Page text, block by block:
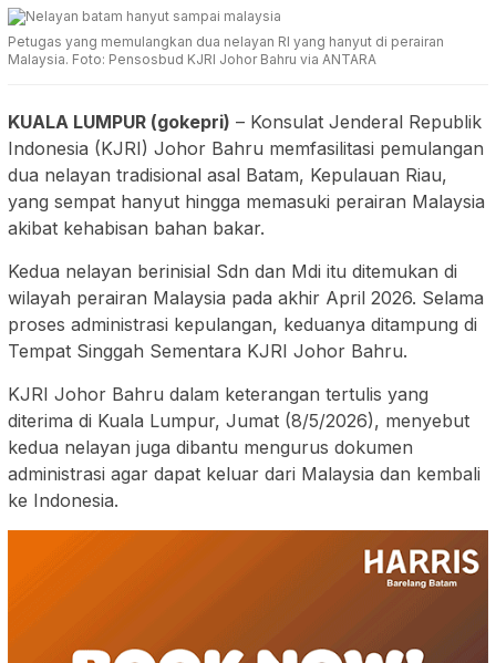
Petugas yang memulangkan dua nelayan RI yang hanyut di perairan
Malaysia. Foto: Pensosbud KJRI Johor Bahru via ANTARA
KUALA LUMPUR (gokepri) – Konsulat Jenderal Republik
Indonesia (KJRI) Johor Bahru memfasilitasi pemulangan
dua nelayan tradisional asal Batam, Kepulauan Riau,
yang sempat hanyut hingga memasuki perairan Malaysia
akibat kehabisan bahan bakar.
Kedua nelayan berinisial Sdn dan Mdi itu ditemukan di
wilayah perairan Malaysia pada akhir April 2026. Selama
proses administrasi kepulangan, keduanya ditampung di
Tempat Singgah Sementara KJRI Johor Bahru.
KJRI Johor Bahru dalam keterangan tertulis yang
diterima di Kuala Lumpur, Jumat (8/5/2026), menyebut
kedua nelayan juga dibantu mengurus dokumen
administrasi agar dapat keluar dari Malaysia dan kembali
ke Indonesia.